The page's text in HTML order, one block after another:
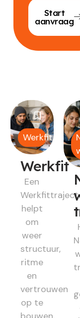
Start
aanvraag
Werkfit
Werkfit
Een
Werkfittraject
helpt
om
weer
structuur,
ritme
en
vertrouwen
op te